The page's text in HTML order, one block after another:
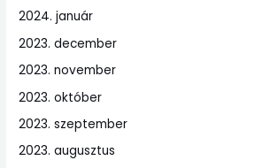
2024. január
2023. december
2023. november
2023. október
2023. szeptember
2023. augusztus